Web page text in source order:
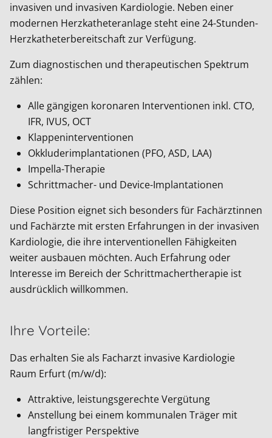
invasiven und invasiven Kardiologie. Neben einer
modernen Herzkatheteranlage steht eine 24-Stunden-
Herzkatheterbereitschaft zur Verfügung.
Zum diagnostischen und therapeutischen Spektrum
zählen:
Alle gängigen koronaren Interventionen inkl. CTO,
IFR, IVUS, OCT
Klappeninterventionen
Okkluderimplantationen (PFO, ASD, LAA)
Impella-Therapie
Schrittmacher- und Device-Implantationen
Diese Position eignet sich besonders für Fachärztinnen
und Fachärzte mit ersten Erfahrungen in der invasiven
Kardiologie, die ihre interventionellen Fähigkeiten
weiter ausbauen möchten. Auch Erfahrung oder
Interesse im Bereich der Schrittmachertherapie ist
ausdrücklich willkommen.
Ihre Vorteile:
Das erhalten Sie als Facharzt invasive Kardiologie
Raum Erfurt (m/w/d):
Attraktive, leistungsgerechte Vergütung
Anstellung bei einem kommunalen Träger mit
langfristiger Perspektive